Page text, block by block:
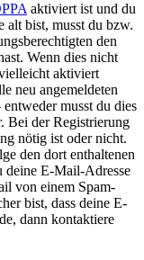
aktiviert ist und du
alt bist, musst du bzw.
den
Wenn dies nicht
aktiviert
neu angemeldeten
musst du dies
Bei der Registrierung
nötig ist oder nicht.
den dort enthaltenen
deine E-Mail-Adresse
von einem Spam-
bist, dass deine E-
dann kontaktiere